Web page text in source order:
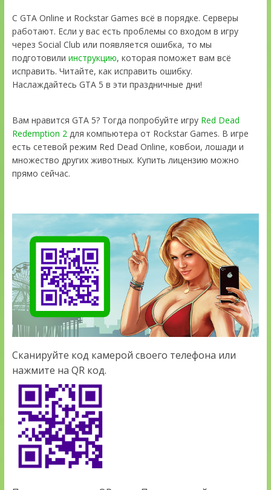
С GTA Online и Rockstar Games всё в порядке. Серверы
работают. Если у вас есть проблемы со входом в игру
через Social Club или появляется ошибка, то мы
подготовили инструкцию, которая поможет вам всё
исправить. Читайте, как исправить ошибку.
Наслаждайтесь GTA 5 в эти праздничные дни!
Вам нравится GTA 5? Тогда попробуйте игру Red Dead
Redemption 2для компьютера от Rockstar Games. В игре
есть сетевой режим Red Dead Online, ковбои, лошади и
множество других животных. Купить лицензию можно
прямо сейчас.
Сканируйте код камерой своего телефона или
нажмите на QR код.